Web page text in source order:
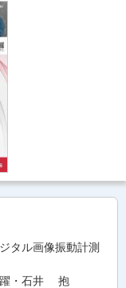
タル画像振動計測
・石井 抱